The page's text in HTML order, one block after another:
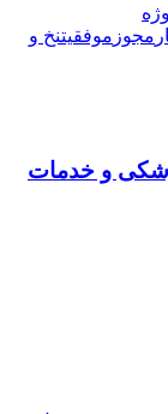
مجوز موفقیتنخ و
و خدمات